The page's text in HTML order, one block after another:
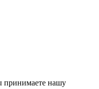
принимаете нашу